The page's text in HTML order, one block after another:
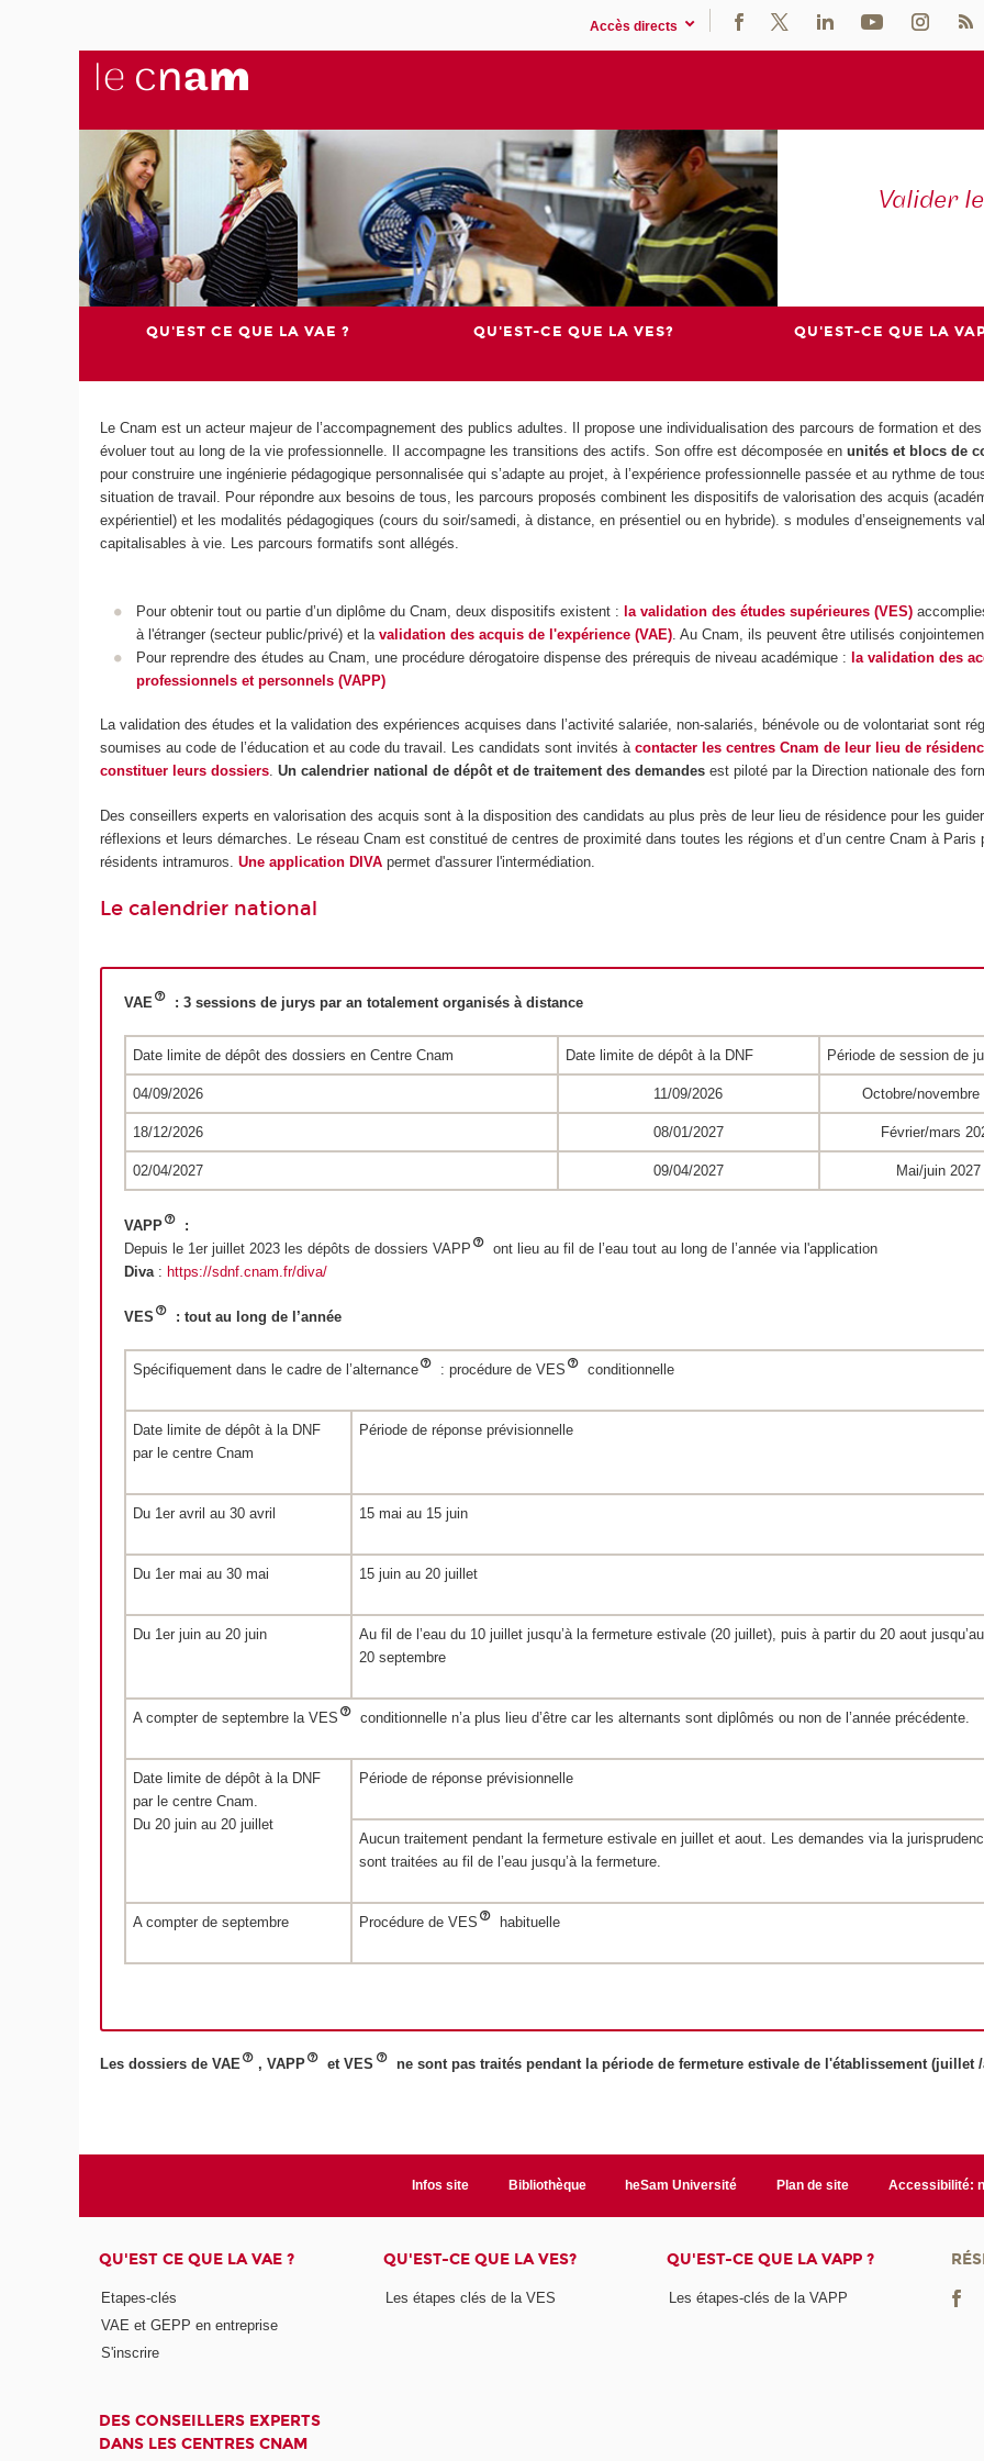
Accès directs
Valider
QU'EST CE QUE LA VAE ? QU'EST-CE QUE LA VES? QU'EST-CE QUE LA
Le Cnam est un acteur majeur de l’accompagnement des publics adultes. Il propose une individualisation des parcours de formation et
évoluer tout au long de la vie professionnelle. Il accompagne les transitions des actifs. Son offre est décomposée enunités et blocs de
pour construire une ingénierie pédagogique personnalisée qui s’adapte au projet, à l’expérience professionnelle passée et au rythme de
situation de travail. Pour répondre aux besoins de tous, les parcours proposés combinent les dispositifs de valorisation des acquis
expérientiel) et les modalités pédagogiques (cours du soir/samedi, à distance, en présentiel ou en hybride). s modules d’enseignements
capitalisables à vie. Les parcours formatifs sont allégés.
Pour obtenir tout ou partie d’un diplôme du Cnam, deux dispositifs existent : la validation des études supérieures (VES)
à l'étranger (secteur public/privé) et lavalidation des acquis de l'expérience (VAE). Au Cnam, ils peuvent être utilisés
Pour reprendre des études au Cnam, une procédure dérogatoire dispense des prérequis de niveau académique : la validation des
professionnels et personnels (VAPP)
La validation des études et la validation des expériences acquises dans l’activité salariée, non-salariés, bénévole ou de volontariat sont
soumises au code de l’éducation et au code du travail. Les candidats sont invités àcontacter les centres Cnam de leur lieu de
constituer leurs dossiers.Un calendrier national de dépôt et de traitement des demandes est piloté par la Direction nationale des
Des conseillers experts en valorisation des acquis sont à la disposition des candidats au plus près de leur lieu de résidence pour les
réflexions et leurs démarches. Le réseau Cnam est constitué de centres de proximité dans toutes les régions et d’un centre Cnam à Paris
résidents intramuros.Une application DIVApermet d'assurer l'intermédiation.
Le calendrier national
VAE : 3 sessions de jurys par an totalement organisés à distance
Date limite de dépôt des dossiers en Centre Cnam Date limite de dépôt à la DNF Période de session de
04/09/2026 11/09/2026 Octobre/novembre
18/12/2026 08/01/2027 Février/mars
02/04/2027 09/04/2027 Mai/juin 2027
VAPP
:
Depuis le 1erjuillet 2023 les dépôts de dossiers VAPP
ont lieu au fil de l’eau tout au long de l’année via l'application
Diva: https://sdnf.cnam.fr/diva/
VES : tout au long de l’année
Spécifiquement dans le cadre de l’alternance : procédure de VES conditionnelle
Date limite de dépôt à la DNF
par le centre Cnam
Période de réponse prévisionnelle
Du 1er avril au 30 avril 15 mai au 15 juin
Du 1er mai au 30 mai 15 juin au 20 juillet
Du 1er juin au 20 juin
Au fil de l’eau du 10 juillet jusqu’à la fermeture estivale (20 juillet), puis à partir du 20 aout jusqu’au
20 septembre
A compter de septembre la VES conditionnelle n’a plus lieu d’être car les alternants sont diplômés ou non de l’année précédente.
Date limite de dépôt à la DNF
par le centre Cnam.
Du 20 juin au 20 juillet
Période de réponse prévisionnelle
Aucun traitement pendant la fermeture estivale en juillet et aout. Les demandes via la
sont traitées au fil de l’eau jusqu’à la fermeture.
A compter de septembre Procédure de VES habituelle
Les dossiers de VAE , VAPP et VES ne sont pas traités pendant la période de fermeture estivale de l'établissement (juillet
Infos site Bibliothèque heSam Université Plan de site Accessibilité:
QU'EST CE QUE LA VAE ?
Etapes-clés
VAE et GEPP en entreprise
S'inscrire
QU'EST-CE QUE LA VES?
Les étapes clés de la VES
QU'EST-CE QUE LA VAPP ?
Les étapes-clés de la VAPP
DES CONSEILLERS EXPERTS
DANS LES CENTRES CNAM